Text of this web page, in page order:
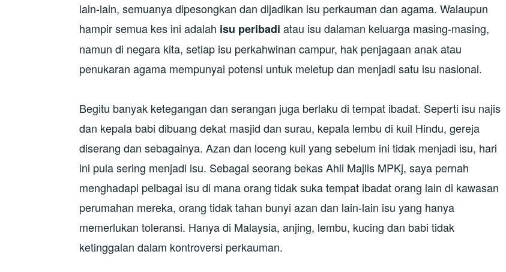
lain-lain, semuanya dipesongkan dan dijadikan isu perkauman dan agama. Walaupun
hampir semua kes ini adalah isu peribadi atau isu dalaman keluarga masing-masing,
namun di negara kita, setiap isu perkahwinan campur, hak penjagaan anak atau
penukaran agama mempunyai potensi untuk meletup dan menjadi satu isu nasional.
Begitu banyak ketegangan dan serangan juga berlaku di tempat ibadat. Seperti isu najis
dan kepala babi dibuang dekat masjid dan surau, kepala lembu di kuil Hindu, gereja
diserang dan sebagainya. Azan dan loceng kuil yang sebelum ini tidak menjadi isu, hari
ini pula sering menjadi isu. Sebagai seorang bekas Ahli Majlis MPKj, saya pernah
menghadapi pelbagai isu di mana orang tidak suka tempat ibadat orang lain di kawasan
perumahan mereka, orang tidak tahan bunyi azan dan lain-lain isu yang hanya
memerlukan toleransi. Hanya di Malaysia, anjing, lembu, kucing dan babi tidak
ketinggalan dalam kontroversi perkauman.